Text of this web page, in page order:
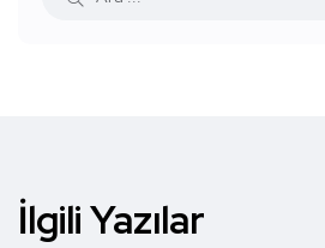
İlgili Yazılar